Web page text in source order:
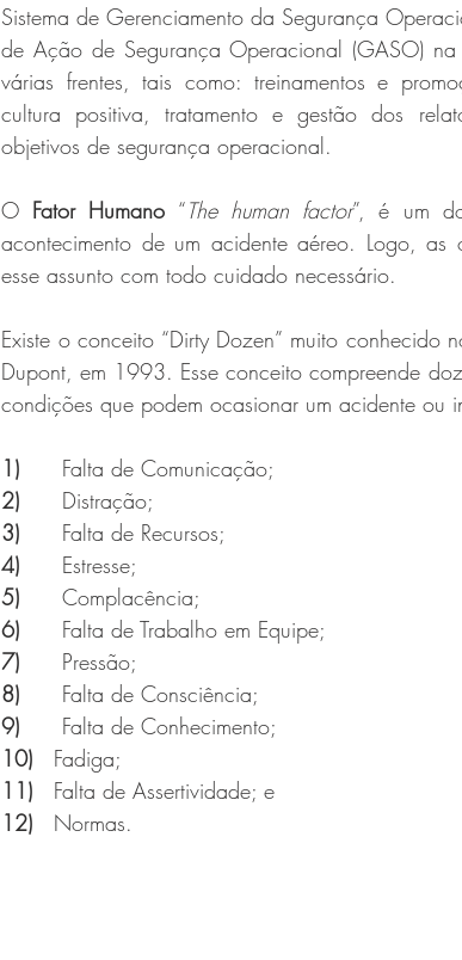
Sistema de Gerenciamento da Segurança
de Ação de Segurança Operacional (GASO)
várias frentes, tais como: treinamentos e
cultura positiva, tratamento e gestão dos
objetivos de segurança operacional.
O Fator Humano “The human factor”, é um
acontecimento de um acidente aéreo. Logo, as
esse assunto com todo cuidado necessário.
Existe o conceito “Dirty Dozen” muito
Dupont, em 1993. Esse conceito compreende
condições que podem ocasionar um acidente ou
1) Falta de Comunicação;
2) Distração;
3) Falta de Recursos;
4) Estresse;
5) Complacência;
6) Falta de Trabalho em Equipe;
7) Pressão;
8) Falta de Consciência;
9) Falta de Conhecimento;
10) Fadiga;
11) Falta de Assertividade; e
12) Normas.